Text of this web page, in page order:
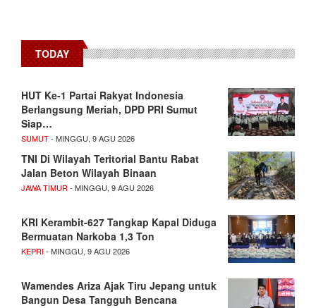
TODAY
HUT Ke-1 Partai Rakyat Indonesia
Berlangsung Meriah, DPD PRI Sumut
Siap…
SUMUT- MINGGU, 9 AGU 2026
TNI Di Wilayah Teritorial Bantu Rabat
Jalan Beton Wilayah Binaan
JAWA TIMUR- MINGGU, 9 AGU 2026
KRI Kerambit-627 Tangkap Kapal Diduga
Bermuatan Narkoba 1,3 Ton
KEPRI- MINGGU, 9 AGU 2026
Wamendes Ariza Ajak Tiru Jepang untuk
Bangun Desa Tangguh Bencana